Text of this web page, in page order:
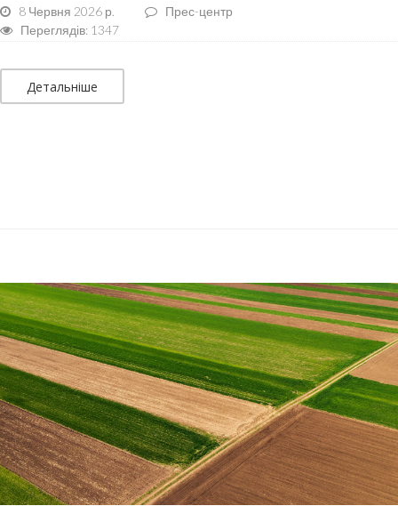
8 Червня 2026 р.
Прес-центр
Переглядів: 1347
Детальніше